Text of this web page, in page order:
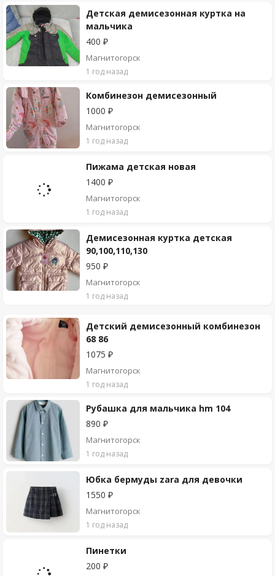
Детская демисезонная куртка на
мальчика
400 ₽
Магнитогорск
1 год назад
Комбинезон демисезонный
1000 ₽
Магнитогорск
1 год назад
Пижама детская новая
1400 ₽
Магнитогорск
1 год назад
Демисезонная куртка детская
90,100,110,130
950 ₽
Магнитогорск
1 год назад
Детский демисезонный комбинезон
68 86
1075 ₽
Магнитогорск
1 год назад
Рубашка для мальчика hm 104
890 ₽
Магнитогорск
1 год назад
Юбка бермуды zara для девочки
1550 ₽
Магнитогорск
1 год назад
Пинетки
200 ₽